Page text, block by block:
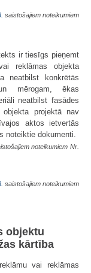
saistošajiem noteikumiem
ir tiesīgs pieņemt
reklāmas objekta
neatbilst konkrētās
mērogam, ēkas
neatbilst fasādes
projektā nav
aktos ietvertās
noteiktie dokumenti.
noteikumiem Nr.
saistošajiem noteikumiem
objektu
kārtība
vai reklāmas